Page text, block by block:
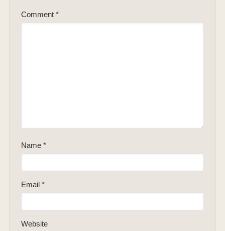
Comment*
Name*
Email*
Website